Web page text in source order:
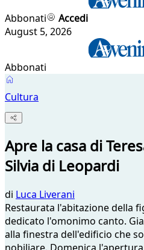
Abbonati
Accedi
August 5, 2026
Abbonati
Cultura
Apre la casa di
Silvia di Leopardi
di Luca Liverani
Restaurata l'abitazione della
dedicato l'omonimo canto.
alla finestra dell'edificio che